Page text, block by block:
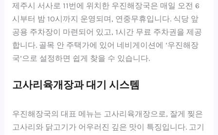
제주시 서사로 11번에 위치한 우진해장국은 매일 오전 6
시부터 밤 10시까지 운영되며, 연중무휴입니다. 식당 앞
공용 주차장이 마련되어 있고, 1시간 무료 주차권을 제공
합니다. 골목 안 주택가에 있어 네비게이션에 ‘우진해장
국’으로 설정하면 쉽게 찾을 수 있습니다.
고사리육개장과 대기 시스템
우진해장국의 대표 메뉴는 고사리육개장으로, 잘게 찢은
고사리와 닭고기가 어우러진 깊은 맛이 특징입니다. 고기